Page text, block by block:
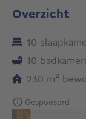
Overzicht
10
10
230 m²
Gesponsord